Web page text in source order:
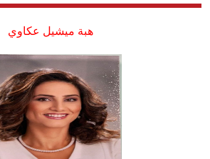
هبة ميشيل عكاوي